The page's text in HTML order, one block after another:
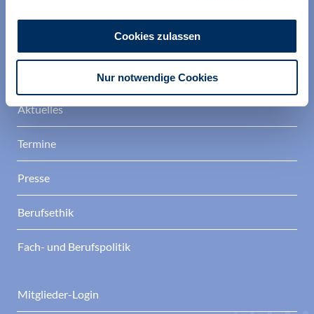
Cookies zulassen
Nur notwendige Cookies
Aktuelles
Termine
Presse
Berufsethik
Fach- und Berufspolitik
Mitglieder-Login